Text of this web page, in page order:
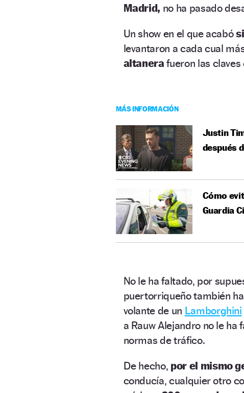
Madrid, no ha pasado
Un show en el que acabó
levantaron a cada cual
altanera fueron las
MÁS INFORMACIÓN
Justin
después
Cómo
Guardia
No le ha faltado, por
puertorriqueño también
volante de un Lamborghini
a Rauw Alejandro no le ha
normas de tráfico.
De hecho, por el mismo
conducía, cualquier otro